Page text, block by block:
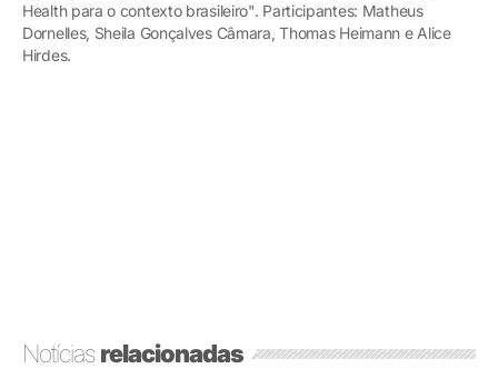
Health para o contexto brasileiro". Participantes: Matheus
Dornelles, Sheila Gonçalves Câmara, Thomas Heimann e Alice
Hirdes.
Notíciasrelacionadas